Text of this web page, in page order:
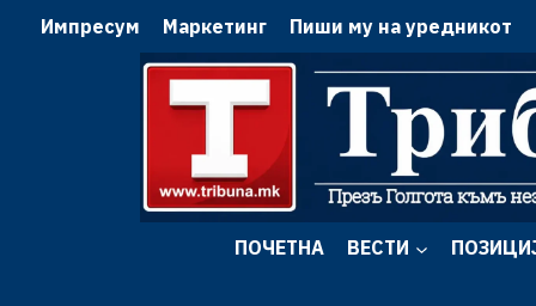
Импресум Маркетинг Пиши му на уредникот
ПОЧЕТНА ВЕСТИ